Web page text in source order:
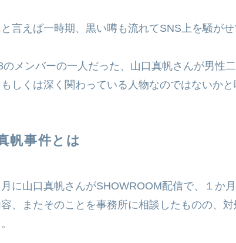
言えば一時期、黒い噂も流れてSNS上を騒がせ
のメンバーの一人だった、山口真帆さんが男性
しくは深く関わっている人物なのではないかと
帆事件とは
に山口真帆さんがSHOWROOM配信で、１か
、またそのことを事務所に相談したものの、